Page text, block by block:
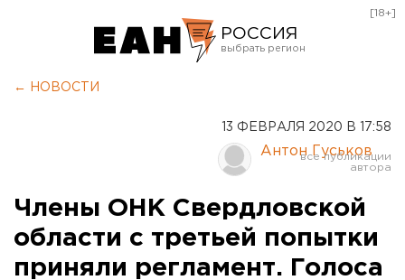
РОССИЯ
Курган
Оренбург
[18+]
← НОВОСТИ
13 ФЕВРАЛЯ 2020 В 17:58
Антон Гуськов
Члены ОНК Свердловской
области с третьей попытки
приняли регламент. Голоса